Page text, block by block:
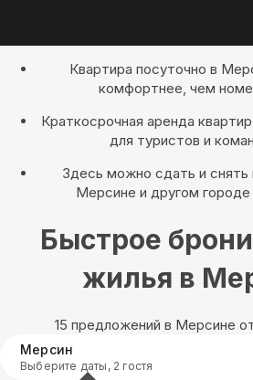
Квартира посуточно в
комфортнее, чем
Краткосрочная аренда
для туристов и
Здесь можно сдать и снять
Мерсине и другом городе
Быстрое
жилья в
15 предложений в Мерсине
Мерсин
Выберите даты, 2 гостя